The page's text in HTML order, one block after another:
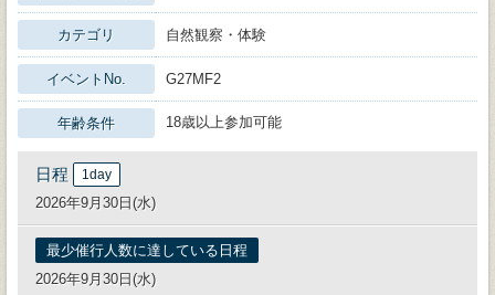
カテゴリ 自然観察・体験
イベントNo. G27MF2
年齢条件 18歳以上参加可能
日程 1day
2026年9月30日(水)
最少催行人数に達している日程
2026年9月30日(水)